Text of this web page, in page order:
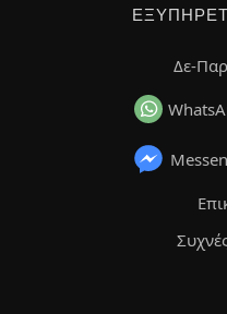
Δε-